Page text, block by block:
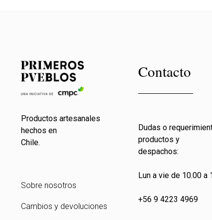
Productos artesanales
hechos en
Chile.
Sobre nosotros
Cambios y devoluciones
Contacto
Dudas o
productos y
despachos:
Lun a vie de 10.00 a
+56 9 4223 4969